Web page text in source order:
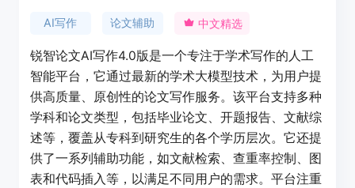
AI写作 论文辅助 中文精选
锐智论文AI写作4.0版是一个专注于学术写作的人工
智能平台，它通过最新的学术大模型技术，为用户提
供高质量、原创性的论文写作服务。该平台支持多种
学科和论文类型，包括毕业论文、开题报告、文献综
述等，覆盖从专科到研究生的各个学历层次。它还提
供了一系列辅助功能，如文献检索、查重率控制、图
表和代码插入等，以满足不同用户的需求。平台注重